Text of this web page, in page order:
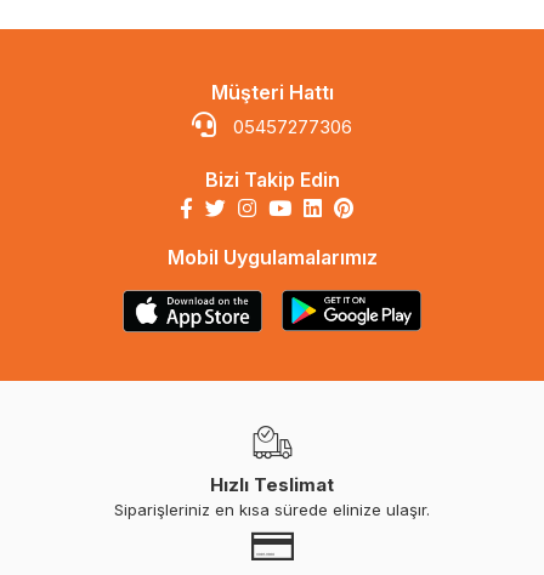
Müşteri Hattı
05457277306
Bizi Takip Edin
Mobil Uygulamalarımız
Hızlı Teslimat
Siparişleriniz en kısa sürede elinize ulaşır.